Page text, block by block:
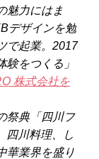
魅力にはま
デザインを勉
で起業。2017
をつくる」
株式会社を
祭典「四川フ
四川料理、し
華業界を盛り